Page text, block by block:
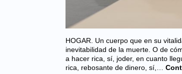
HOGAR. Un cuerpo que en su
inevitabilidad de la muerte. O de
a hacer rica, sí, joder, en cuanto
rica, rebosante de dinero, sí,…